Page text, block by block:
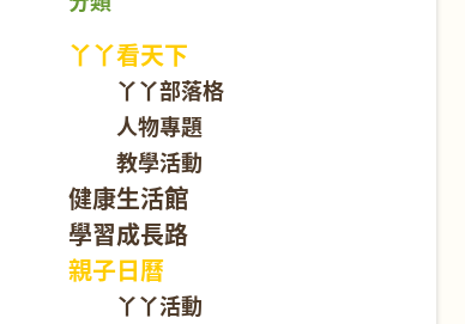
丫丫看天下
丫丫部落格
人物專題
教學活動
健康生活館
學習成長路
親子日曆
丫丫活動